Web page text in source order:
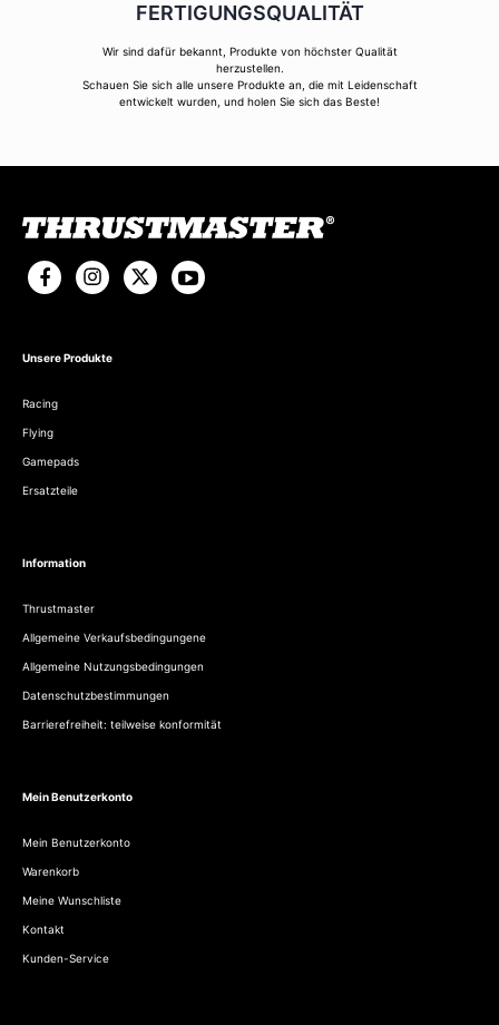
FERTIGUNGSQUALITÄT
Wir sind dafür bekannt, Produkte von höchster Qualität
herzustellen.
Schauen Sie sich alle unsere Produkte an, die mit Leidenschaft
entwickelt wurden, und holen Sie sich das Beste!
Unsere Produkte
Racing
Flying
Gamepads
Ersatzteile
Information
Thrustmaster
Allgemeine Verkaufsbedingungene
Allgemeine Nutzungsbedingungen
Datenschutzbestimmungen
Barrierefreiheit: teilweise konformität
Mein Benutzerkonto
Mein Benutzerkonto
Warenkorb
Meine Wunschliste
Kontakt
Kunden-Service